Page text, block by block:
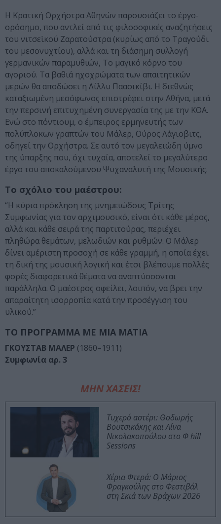
Η Κρατική Ορχήστρα Αθηνών παρουσιάζει το έργο-
ορόσημο, που αντλεί από τις φιλοσοφικές αναζητήσεις
του νιτσεϊκού Ζαρατούστρα (κυρίως από το Τραγούδι
του μεσονυχτίου), αλλά και τη διάσημη συλλογή
γερμανικών παραμυθιών, Το μαγικό κόρνο του
αγοριού. Τα βαθιά ηχοχρώματα των απαιτητικών
μερών θα αποδώσει η Λίλλυ Παασικίβι. Η διεθνώς
καταξιωμένη μεσόφωνος επιστρέφει στην Αθήνα, μετά
την περσινή επιτυχημένη συνεργασία της με την ΚΟΑ.
Ενώ στο πόντιουμ, ο έμπειρος ερμηνευτής των
πολύπλοκων γραπτών του Μάλερ, Ούρος Λάγιοβιτς,
οδηγεί την Ορχήστρα. Σε αυτό τον μεγαλειώδη ύμνο
της ύπαρξης που, όχι τυχαία, αποτελεί το μεγαλύτερο
έργο του αποκαλούμενου Ψυχαναλυτή της Μουσικής.
Το σχόλιο του μαέστρου:
“Η κύρια πρόκληση της μνημειώδους Τρίτης
Συμφωνίας για τον αρχιμουσικό, είναι ότι κάθε μέρος,
αλλά και κάθε σειρά της παρτιτούρας, περιέχει
πληθώρα θεμάτων, μελωδιών και ρυθμών. Ο Μάλερ
δίνει αμέριστη προσοχή σε κάθε γραμμή, η οποία έχει
τη δική της μουσική λογική και έτσι βλέπουμε πολλές
φορές διαφορετικά θέματα να αναπτύσσονται
παράλληλα. Ο μαέστρος οφείλει, λοιπόν, να βρει την
απαραίτητη ισορροπία κατά την προσέγγιση του
υλικού.”
ΤΟ ΠΡΟΓΡΑΜΜΑ ΜΕ ΜΙΑ ΜΑΤΙΑ
ΓΚΟΥΣΤΑΒ ΜΑΛΕΡ (1860–1911)
Συμφωνία αρ. 3
ΜΗΝ ΧΑΣΕΙΣ!
Τυχερό αστέρι: Θοδωρής
Βουτσικάκης και Λίνα
Νικολακοπούλου στο Φ hill
Sessions
Χέρια Φτερά: Ο Μάριος
Φραγκούλης στο Φεστιβάλ
στη Σκιά των Βράχων 2026